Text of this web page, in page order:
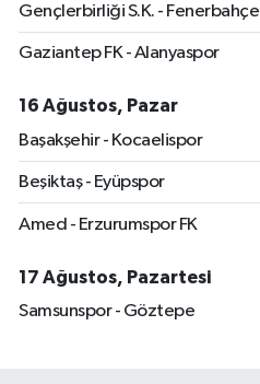
Gençlerbirliği S.K. - Fenerbahçe
Gaziantep FK - Alanyaspor
16 Ağustos, Pazar
Başakşehir - Kocaelispor
Beşiktaş - Eyüpspor
Amed - Erzurumspor FK
17 Ağustos, Pazartesi
Samsunspor - Göztepe